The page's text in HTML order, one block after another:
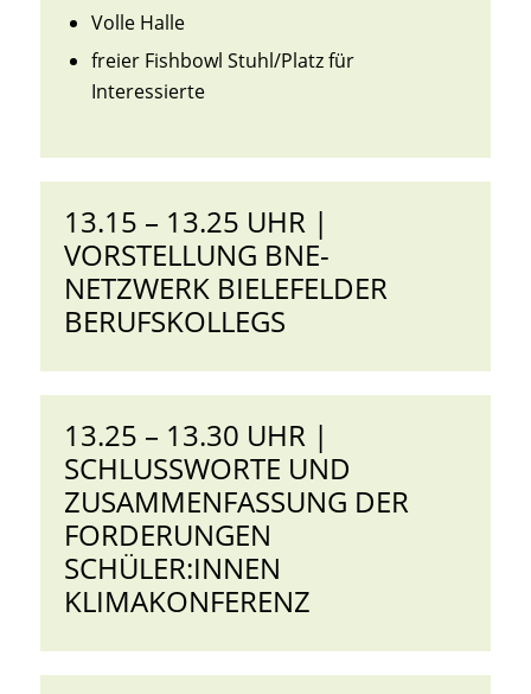
Volle Halle
freier Fishbowl Stuhl/Platz für
Interessierte
13.15 – 13.25 UHR |
VORSTELLUNG BNE-
NETZWERK BIELEFELDER
BERUFSKOLLEGS
13.25 – 13.30 UHR |
SCHLUSSWORTE UND
ZUSAMMENFASSUNG DER
FORDERUNGEN
SCHÜLER:INNEN
KLIMAKONFERENZ